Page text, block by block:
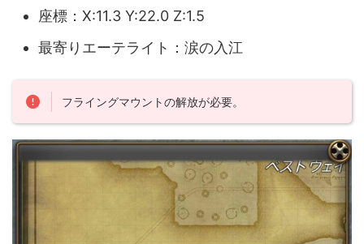
座標：X:11.3 Y:22.0 Z:1.5
最寄りエーテライト：涙の入江
フライングマウントの解放が必要。